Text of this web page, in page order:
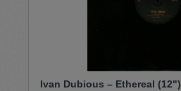
Ivan Dubious – Ethereal (12")